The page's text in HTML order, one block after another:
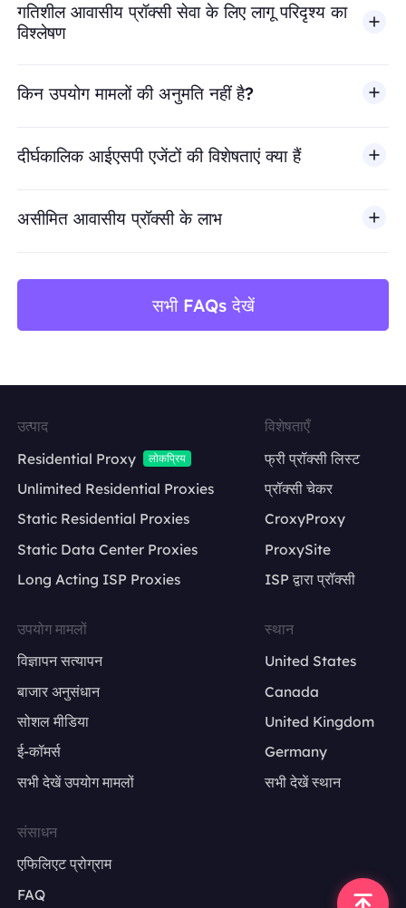
गतिशील आवासीय प्रॉक्सी सेवा के लिए लागू परिदृश्य का
विश्लेषण
किन उपयोग मामलों की अनुमति नहीं है?
BestProxy धोखाधड़ी, स्पैम, नकली एंगेजमेंट, क्रेडेंशियल दुरुपयोग,
दीर्घकालिक आईएसपी एजेंटों की विशेषताएं क्या हैं
असीमित आवासीय प्रॉक्सी के लाभ
सभी FAQs देखें
उत्पाद
Residential Proxy
लोकप्रिय
Unlimited Residential Proxies
Static Residential Proxies
Static Data Center Proxies
Long Acting ISP Proxies
विशेषताएँ
फ्री प्रॉक्सी लिस्ट
प्रॉक्सी चेकर
CroxyProxy
ProxySite
ISP द्वारा प्रॉक्सी
उपयोग मामलों
विज्ञापन सत्यापन
बाजार अनुसंधान
सोशल मीडिया
ई-कॉमर्स
सभी देखें उपयोग मामलों
स्थान
United States
Canada
United Kingdom
Germany
सभी देखें स्थान
संसाधन
एफिलिएट प्रोग्राम
FAQ